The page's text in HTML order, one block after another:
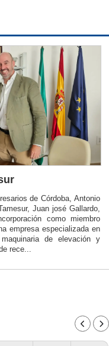
de Córdoba, Antonio
Juan josé Gallardo,
como miembro
empresa especializada en
de elevación y
rece...